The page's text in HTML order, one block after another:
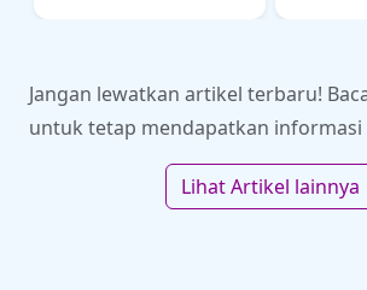
Jangan lewatkan artikel terbaru!
untuk tetap mendapatkan
Lihat Artikel lainnya